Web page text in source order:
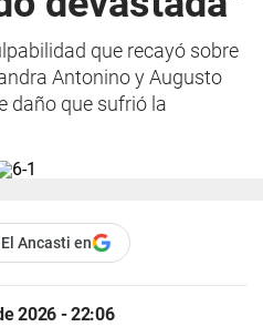
que recayó sobre
Antonino y Augusto
daño que sufrió la
Ancasti en
2026 - 22:06